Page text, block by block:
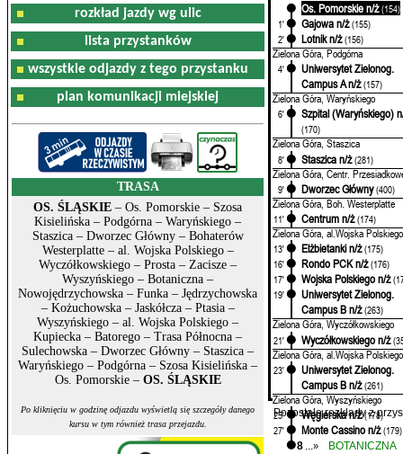
rozkład jazdy wg ulic
lista przystanków
wszystkie odjazdy z tego przystanku
plan komunikacji miejskiej
TRASA
OS. ŚLĄSKIE – Os. Pomorskie – Szosa
Kisielińska – Podgórna – Waryńskiego –
Staszica – Dworzec Główny – Bohaterów
Westerplatte – al. Wojska Polskiego –
Wyczółkowskiego – Prosta – Zacisze –
Wyszyńskiego – Botaniczna –
Nowojędrzychowska – Funka – Jędrzychowska
– Kożuchowska – Jaskółcza – Ptasia –
Wyszyńskiego – al. Wojska Polskiego –
Kupiecka – Batorego – Trasa Północna –
Sulechowska – Dworzec Główny – Staszica –
Waryńskiego – Podgórna – Szosa Kisielińska –
Os. Pomorskie – OS. ŚLĄSKIE
Po kliknięciu w godzinę odjazdu wyświetlą się szczegóły danego
kursu w tym również trasa przejazdu.
Os. Pomorskie n/ż (154)
1'
Gajowa n/ż (155)
2'
Lotnik n/ż (156)
Zielona Góra, Podgórna
4'
Uniwersytet Zielonog.
Campus A n/ż (157)
Zielona Góra, Waryńskiego
6' Szpital (Waryńskiego)
(170)
Zielona Góra, Staszica
8' Staszica n/ż (281)
Zielona Góra, Centr.
9' Dworzec Główny (400)
Zielona Góra, Boh. Westerplatte
11' Centrum n/ż (174)
Zielona Góra, al.Wojska Polskiego
13' Elżbietanki n/ż (175)
16'
Rondo PCK n/ż (176)
17'
Wojska Polskiego n/ż
19'
Uniwersytet Zielonog.
Campus B n/ż (263)
Zielona Góra, Wyczółkowskiego
21' Wyczółkowskiego n/ż
Zielona Góra, al.Wojska Polskiego
23'
Uniwersytet Zielonog.
Campus B n/ż (261)
Zielona Góra, Wyszyńskiego
25' Węgierska n/ż (178)
27'
Monte Cassino n/ż (179)
...
Pozostałe rozkłady z
8 » BOTANICZNA